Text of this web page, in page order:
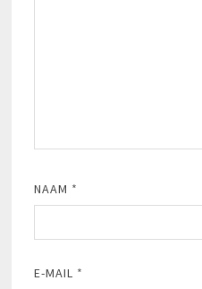
NAAM *
E-MAIL *